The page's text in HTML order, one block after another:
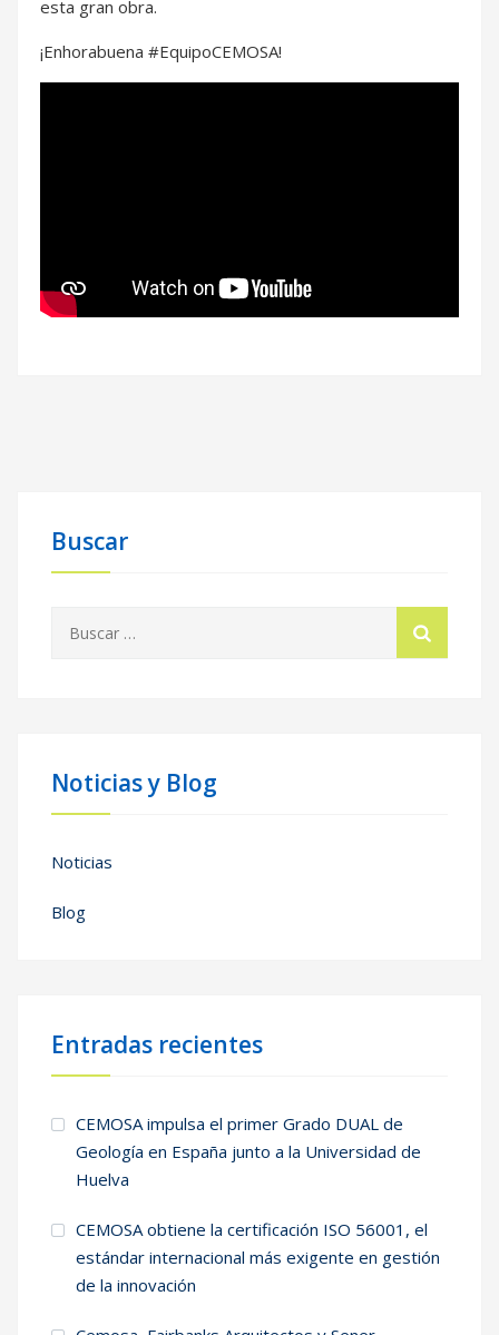
esta gran obra.
¡Enhorabuena #EquipoCEMOSA!
Buscar
Noticias y Blog
Noticias
Blog
Entradas recientes
CEMOSA impulsa el primer Grado DUAL de
Geología en España junto a la Universidad de
Huelva
CEMOSA obtiene la certificación ISO 56001, el
estándar internacional más exigente en gestión
de la innovación